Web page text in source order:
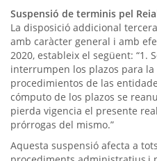
Suspensió de terminis pel
La disposició addicional
amb caràcter general i amb
2020, estableix el següent: “1.
interrumpen los plazos para
procedimientos de las
cómputo de los plazos se
pierda vigencia el presente
prórrogas del mismo.”
Aquesta suspensió afecta a